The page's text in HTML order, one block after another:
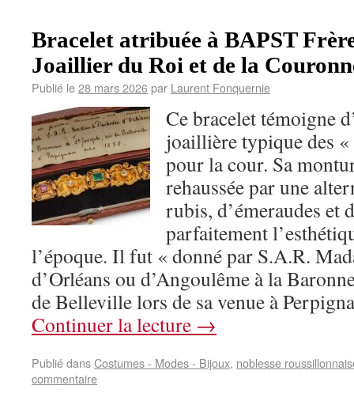
Bracelet atribuée à BAPST
Joaillier du Roi et de la
Publié le28 mars 2026par Laurent Fonquernie
Ce bracelet témoigne
joaillière typique des
pour la cour. Sa
rehaussée par une
rubis, d’émeraudes et
parfaitement
l’époque. Il fut « donné par S.A.R.
d’Orléans ou d’Angoulême à la
de Belleville lors de sa venue à
Continuer la lecture →
Publié dansCostumes - Modes - Bijoux, noblesse
commentaire